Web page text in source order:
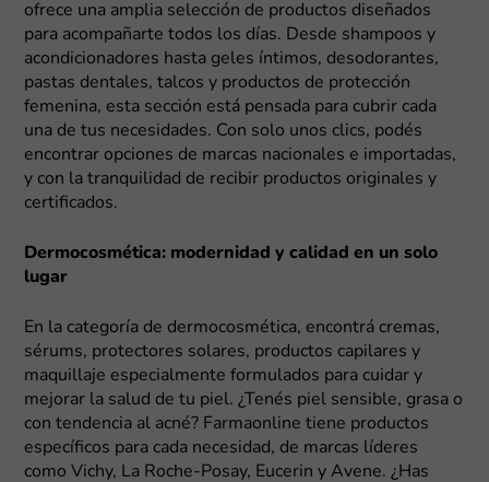
ofrece una amplia selección de productos diseñados
para acompañarte todos los días. Desde shampoos y
acondicionadores hasta geles íntimos, desodorantes,
pastas dentales, talcos y productos de protección
femenina, esta sección está pensada para cubrir cada
una de tus necesidades. Con solo unos clics, podés
encontrar opciones de marcas nacionales e importadas,
y con la tranquilidad de recibir productos originales y
certificados.
Dermocosmética: modernidad y calidad en un solo
lugar
En la categoría de dermocosmética, encontrá cremas,
sérums, protectores solares, productos capilares y
maquillaje especialmente formulados para cuidar y
mejorar la salud de tu piel. ¿Tenés piel sensible, grasa o
con tendencia al acné? Farmaonline tiene productos
específicos para cada necesidad, de marcas líderes
como Vichy, La Roche-Posay, Eucerin y Avene. ¿Has